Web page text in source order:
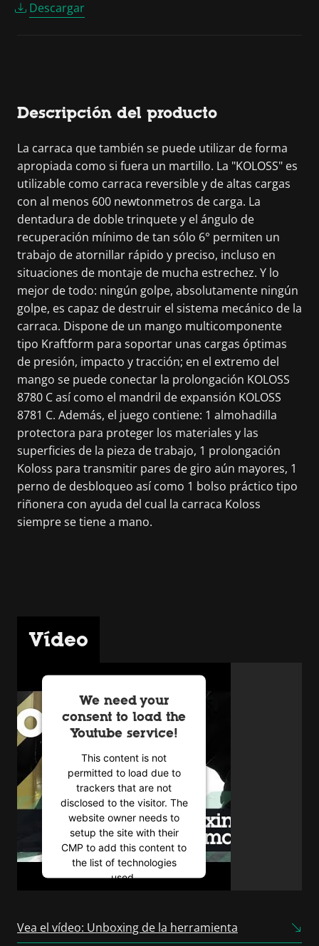
Descargar
Descripción del producto
La carraca que también se puede utilizar de forma
apropiada como si fuera un martillo. La "KOLOSS" es
utilizable como carraca reversible y de altas cargas
con al menos 600 newtonmetros de carga. La
dentadura de doble trinquete y el ángulo de
recuperación mínimo de tan sólo 6° permiten un
trabajo de atornillar rápido y preciso, incluso en
situaciones de montaje de mucha estrechez. Y lo
mejor de todo: ningún golpe, absolutamente ningún
golpe, es capaz de destruir el sistema mecánico de la
carraca. Dispone de un mango multicomponente
tipo Kraftform para soportar unas cargas óptimas
de presión, impacto y tracción; en el extremo del
mango se puede conectar la prolongación KOLOSS
8780 C así como el mandril de expansión KOLOSS
8781 C. Además, el juego contiene: 1 almohadilla
protectora para proteger los materiales y las
superficies de la pieza de trabajo, 1 prolongación
Koloss para transmitir pares de giro aún mayores, 1
perno de desbloqueo así como 1 bolso práctico tipo
riñonera con ayuda del cual la carraca Koloss
siempre se tiene a mano.
Vídeo
We need your
consent to load the
Youtube service!
This content is not
permitted to load due to
trackers that are not
disclosed to the visitor. The
website owner needs to
setup the site with their
CMP to add this content to
the list of technologies
used.
Consent Management
Platform
Vea el vídeo: Unboxing de la herramienta